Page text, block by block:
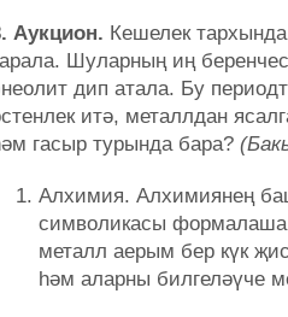
Аукцион. Кешелек
Шуларның иң
дип атала. Бу
итә, металлдан
гасыр турында бара?
Алхимия. Алхимиянең
символикасы
металл аерым бер күк
һәм аларны билгеләүче